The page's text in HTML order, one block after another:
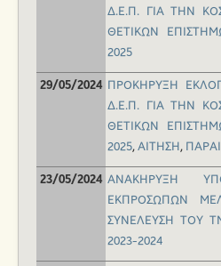
Δ.Ε.Π. ΓΙΑ ΤΗΝ
ΘΕΤΙΚΩΝ
2025
29/05/2024 ΠΡΟΚΗΡΥΞΗ
Δ.Ε.Π. ΓΙΑ ΤΗΝ
ΘΕΤΙΚΩΝ
2025,ΑΙΤΗΣΗ,
23/05/2024 ΑΝΑΚΗΡΥΞΗ
ΕΚΠΡΟΣΩΠΩΝ
ΣΥΝΕΛΕΥΣΗ ΤΟΥ
2023-2024